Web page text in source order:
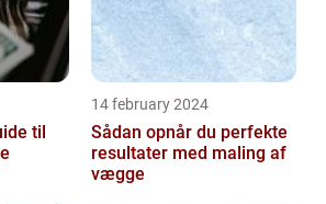
til
14 february 2024
Sådan opnår du perfekte
resultater med maling af
vægge